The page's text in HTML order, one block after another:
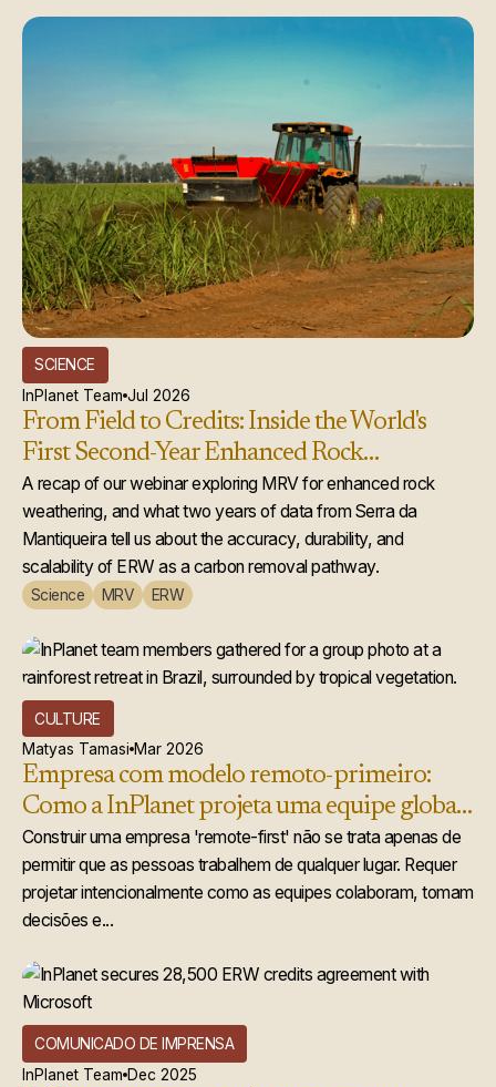
SCIENCE
InPlanet Team Jul 2026
From Field to Credits: Inside the World's
First Second-Year Enhanced Rock
Weathering Credit Issuance
A recap of our webinar exploring MRV for enhanced rock
weathering, and what two years of data from Serra da
Mantiqueira tell us about the accuracy, durability, and
scalability of ERW as a carbon removal pathway.
Science MRV ERW
CULTURE
Matyas Tamasi Mar 2026
Empresa com modelo remoto-primeiro:
Como a InPlanet projeta uma equipe global
que realmente funciona
Construir uma empresa 'remote-first' não se trata apenas de
permitir que as pessoas trabalhem de qualquer lugar. Requer
projetar intencionalmente como as equipes colaboram, tomam
decisões e...
COMUNICADO DE IMPRENSA
InPlanet Team Dec 2025